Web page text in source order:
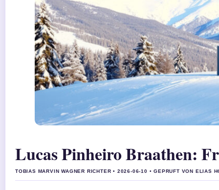
Lucas Pinheiro Braathen:
TOBIAS MARVIN WAGNER RICHTER • 2026-06-10 • GEPRUFT VON ELIAS